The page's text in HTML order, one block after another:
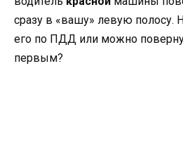
сразу в «вашу» левую полосу.
его по ПДД или можно
первым?